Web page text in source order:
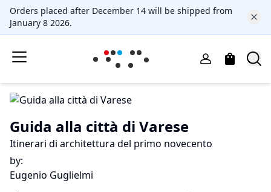
Orders placed after December 14 will be shipped from
January 8 2026.
Guida alla città di Varese
Itinerari di architettura del primo novecento
by:
Eugenio Guglielmi